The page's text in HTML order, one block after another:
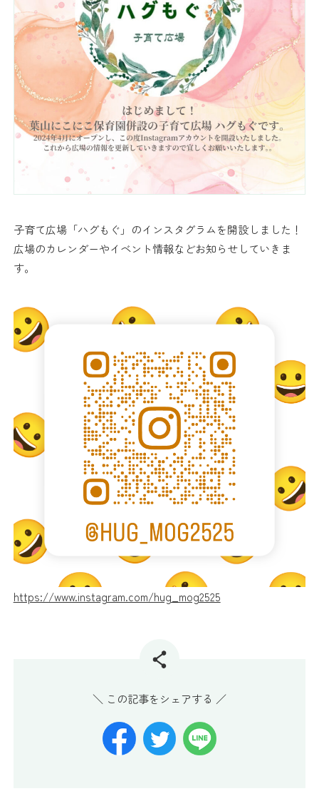
採用情報 お問い合わせ
葉山にこにこ保育園 INSTAGRAM
プライバシーポリシー
子育て広場「ハグもぐ」のインスタグラムを開設しました！
広場のカレンダーやイベント情報などお知らせしていきま
す。
https://www.instagram.com/hug_mog2525
＼ この記事をシェアする ／